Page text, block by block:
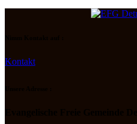
Kontakt